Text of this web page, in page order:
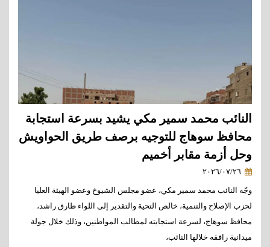
النائب محمد سمير مكي يشيد بسرعة استجابة
محافظ سوهاج للتوجيه برصف طريق الحواويش
وحل أزمة مقابر أخميم
وجّه النائب محمد سمير مكي، عضو مجلس الشيوخ وعضو الهيئة العليا
لحزب الإصلاح والتنمية، خالص التحية والتقدير إلى اللواء طارق راشد،
محافظ سوهاج، لسرعة استجابته لمطالب المواطنين، وذلك خلال جولة
ميدانية رافقه خلالها النائب،